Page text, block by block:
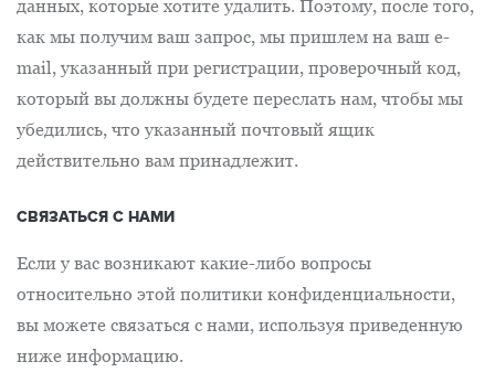
данных, которые хотите удалить. Поэтому, после того,
как мы получим ваш запрос, мы пришлем на ваш e-
mail, указанный при регистрации, проверочный код,
который вы должны будете переслать нам, чтобы мы
убедились, что указанный почтовый ящик
действительно вам принадлежит.
СВЯЗАТЬСЯ С НАМИ
Если у вас возникают какие-либо вопросы
относительно этой политики конфиденциальности,
вы можете связаться с нами, используя приведенную
ниже информацию.